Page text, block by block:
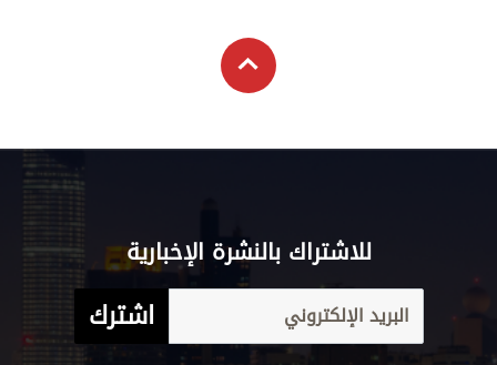
للاشتراك بالنشرة الإخبارية
اشترك